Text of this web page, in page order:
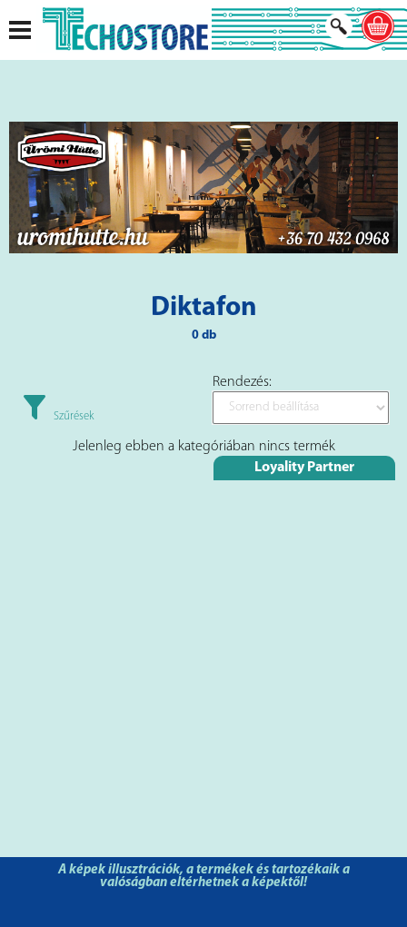
Diktafon
0 db
Szűrések
Rendezés:
Jelenleg ebben a kategóriában nincs termék
Loyality Partner
A képek illusztrációk, a termékek és tartozékaik a
valóságban eltérhetnek a képektől!